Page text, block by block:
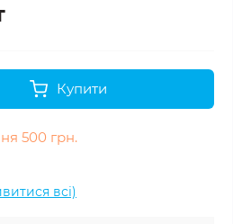
Купити
500 грн.
всі)